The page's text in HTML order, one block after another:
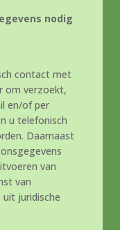
nodig
contact met
om verzoekt,
en/of per
u telefonisch
Daarnaast
van
van
juridische